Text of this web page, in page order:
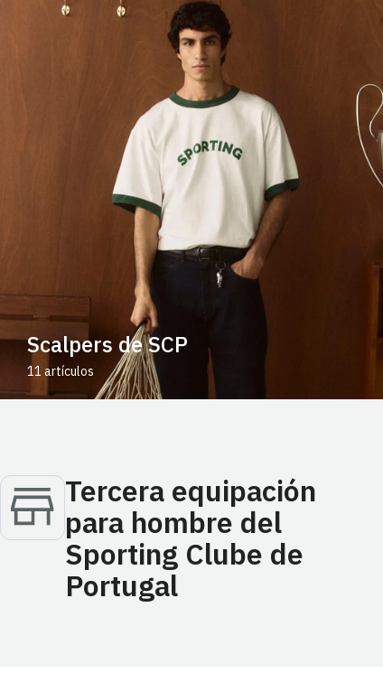
Scalpers de SCP
11 artículos
Tercera equipación
para hombre del
Sporting Clube de
Portugal